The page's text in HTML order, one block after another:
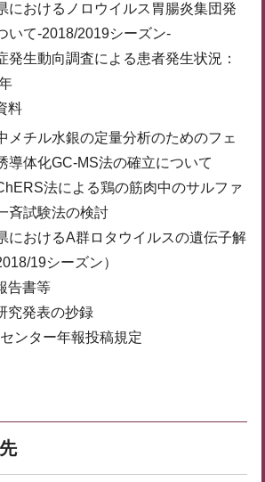
におけるノロウイルス胃腸炎集団発
いて-2018/2019シーズン-
発生動向調査による患者発生状況：
料
メチル水銀の定量分析のためのフェ
導体化GC-MS法の確立について
法による鶏の筋肉中のサルファ
斉試験法の検討
におけるA群ロタウイルスの遺伝子解
19シーズン）
告書等
発表の抄録
ンター年報投稿規定